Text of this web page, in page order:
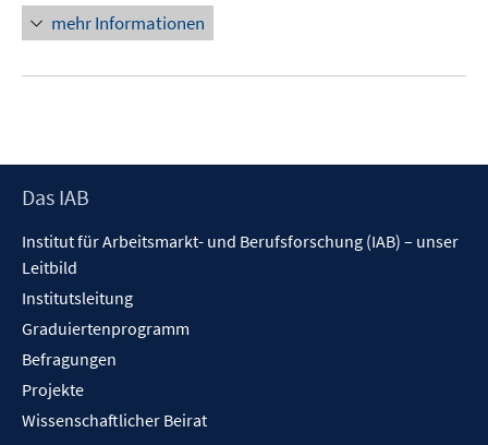
mehr Informationen
Footer
Das IAB
Institut für Arbeitsmarkt- und Berufsforschung (IAB) – unser
Leitbild
Institutsleitung
Graduiertenprogramm
Befragungen
Projekte
Wissenschaftlicher Beirat